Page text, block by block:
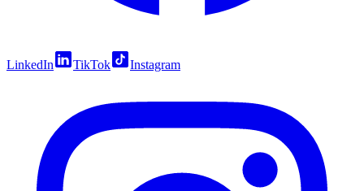
LinkedIn TikTok Instagram